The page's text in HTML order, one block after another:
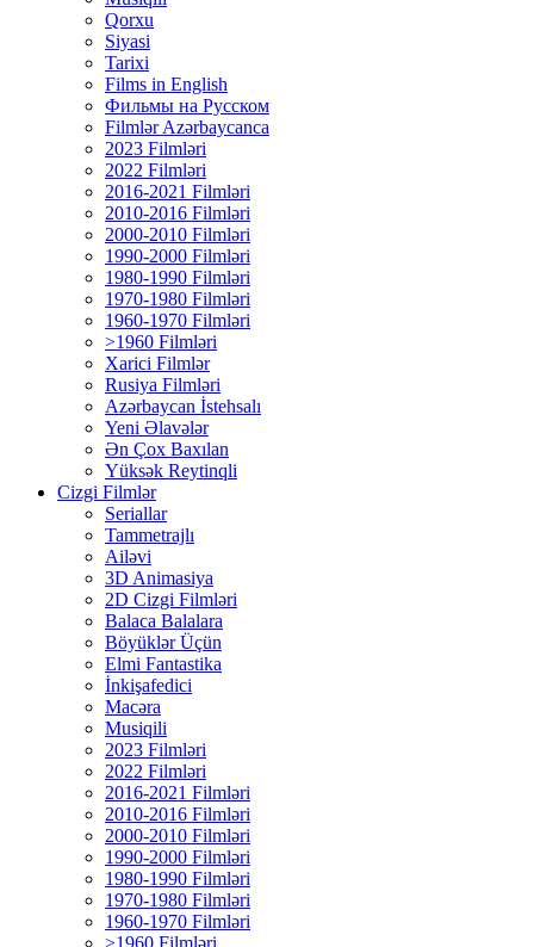
Qorxu
Siyasi
Tarixi
Films in English
Фильмы на Русском
Filmlər Azərbaycanca
2023 Filmləri
2022 Filmləri
2016-2021 Filmləri
2010-2016 Filmləri
2000-2010 Filmləri
1990-2000 Filmləri
1980-1990 Filmləri
1970-1980 Filmləri
1960-1970 Filmləri
>1960 Filmləri
Xarici Filmlər
Rusiya Filmləri
Azərbaycan İstehsalı
Yeni Əlavələr
Ən Çox Baxılan
Yüksək Reytinqli
Cizgi Filmlər
Seriallar
Tammetrajlı
Ailəvi
3D Animasiya
2D Cizgi Filmləri
Balaca Balalara
Böyüklər Üçün
Elmi Fantastika
İnkişafedici
Macəra
Musiqili
2023 Filmləri
2022 Filmləri
2016-2021 Filmləri
2010-2016 Filmləri
2000-2010 Filmləri
1990-2000 Filmləri
1980-1990 Filmləri
1970-1980 Filmləri
1960-1970 Filmləri
>1960 Filmləri